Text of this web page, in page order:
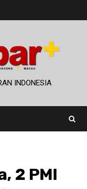
INDONESIA
2 PMI